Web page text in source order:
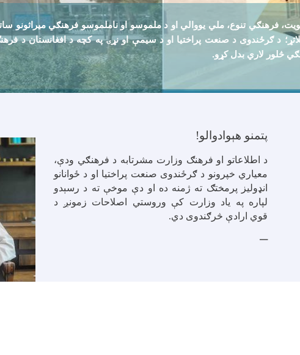
فرهنګي تنوع، ملي يووالي او د ملموسو او ناملموسو فرهنګي ميراثونو
ملاتړ؛ د ګرځندوی د صنعت پراختيا او د سيمې او نړۍ په کچه د افغانستان د
څلور لاري بدل کړو.
پتمنو هېوادوالو!
د اطلاعاتو او فرهنګ وزارت مشرتابه د فرهنګي ودې،
معیاري خپرونو د ګرځندوی صنعت پراختیا او د ځوانانو
انډولیز پرمختګ ته ژمنه ده او دې موخې ته د رسېدو
لپاره په یاد وزارت کې وروستي اصلاحات زمونږ د
قوي ارادې څرګندوی دي.